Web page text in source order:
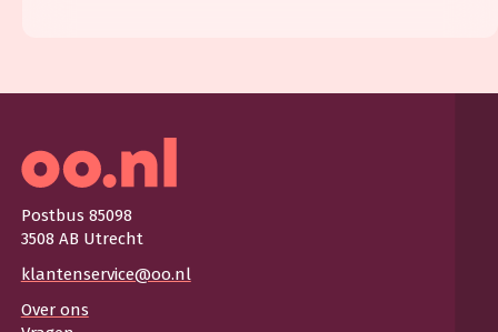
Postbus 85098
3508 AB Utrecht
klantenservice@oo.nl
Over ons